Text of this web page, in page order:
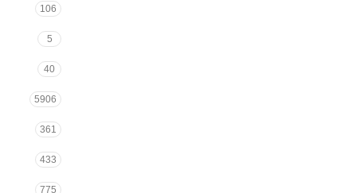
106
5
40
5906
361
433
775